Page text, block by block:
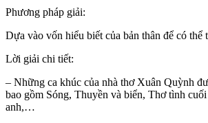
Phương pháp giải:
Dựa vào vốn hiểu biết của bản thân để có thể
Lời giải chi tiết:
– Những ca khúc của nhà thơ Xuân Quỳnh
bao gồm Sóng, Thuyền và biển, Thơ tình
anh,…